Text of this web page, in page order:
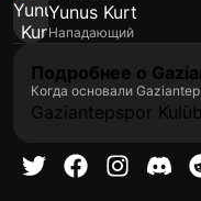
Yunus Kurt
Нападающий
Подробнее о
Когда основали
Gaziantepspor